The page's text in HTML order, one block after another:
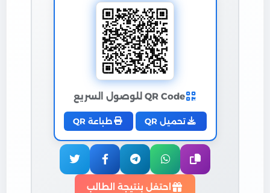
QR Code للوصول السريع
تحميل QR طباعة QR
احتفل بنتيجة الطالب